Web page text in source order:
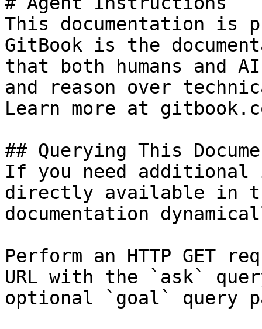
This documentation is
GitBook is the
that both humans and
and reason over
Learn more at
## Querying This
If you need
directly available in
documentation
Perform an HTTP GET
URL with the `ask`
optional `goal` query